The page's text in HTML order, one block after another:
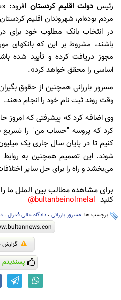
رئیس دولت اقلیم کردستان افزود:
مردم بوده‌ام، شهروندان اقلیم
در انتخاب بانک مطلوب خود برای
باشند، مشروط بر این که بانکهای
مجوز دریافت کرده و تأیید شده
اساسی را محقق خواهد کرد».
مسرور بارزانی همچنین از حقوق
وقت روند ثبت نام خود را انجام دهند.
وی اضافه کرد که پیشرفتی که امروز
کرد که پروسه "حساب من" را
کنیم تا در پایان سال جاری یک
شوند. این تصمیم همچنین به روابط
می‌بخشد و راه را برای حل سایر
برای مشاهده مطالب بین الملل ما
کنید bultanbeinolmelal@
برچسب ها: مسرور بارزانی ، دادگاه عالی فدرال ،
گزارش
پسندیدم